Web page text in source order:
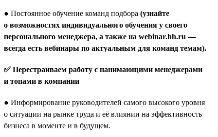
● Постоянное обучение команд подбора (узнайте
о возможностях индивидуального обучения у своего
персонального менеджера, а также на webinar.hh.ru —
всегда есть вебинары по актуальным для команд темам).
✅ Перестраиваем работу с нанимающими менеджерами
и топами в компании
● Информирование руководителей самого высокого уровня
о ситуации на рынке труда и её влиянии на эффективность
бизнеса в моменте и в будущем.